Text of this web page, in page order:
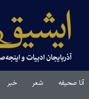
آنا صحیفه شعر خبر